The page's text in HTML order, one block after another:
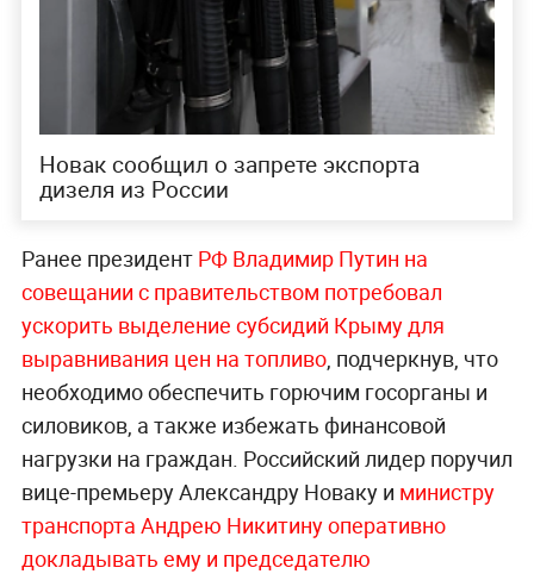
Новак сообщил о запрете экспорта
дизеля из России
Ранее президент РФ Владимир Путин на
совещании с правительством потребовал
ускорить выделение субсидий Крыму для
выравнивания цен на топливо, подчеркнув, что
необходимо обеспечить горючим госорганы и
силовиков, а также избежать финансовой
нагрузки на граждан. Российский лидер поручил
вице-премьеру Александру Новаку и министру
транспорта Андрею Никитину оперативно
докладывать ему и председателю